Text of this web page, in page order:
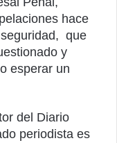
hace
que
y
esperar un
del Diario
periodista es